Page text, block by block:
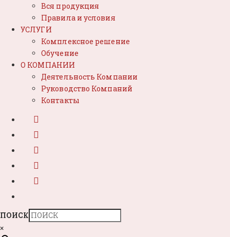
Вся продукция
Правила и условия
УСЛУГИ
Комплексное решение
Обучение
О КОМПАНИИ
Деятельность Компании
Руководство Компаний
Контакты
ПОИСК
×